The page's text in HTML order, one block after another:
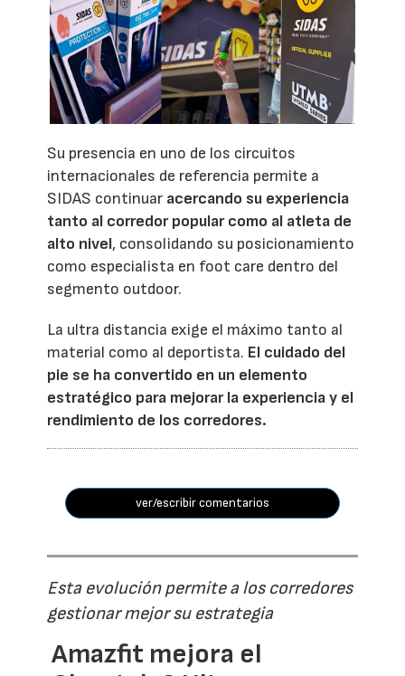
Su presencia en uno de los circuitos
internacionales de referencia permite a
SIDAS continuar acercando su experiencia
tanto al corredor popular como al atleta de
alto nivel, consolidando su posicionamiento
como especialista en foot care dentro del
segmento outdoor.
La ultra distancia exige el máximo tanto al
material como al deportista. El cuidado del
pie se ha convertido en un elemento
estratégico para mejorar la experiencia y el
rendimiento de los corredores.
ver/escribir comentarios
Esta evolución permite a los corredores
gestionar mejor su estrategia
Amazfit mejora el